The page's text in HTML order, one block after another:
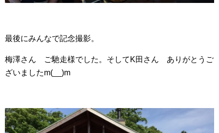
最後にみんなで記念撮影。
梅澤さん ご馳走様でした。そしてK田さん ありがとうご
ざいましたm(__)m